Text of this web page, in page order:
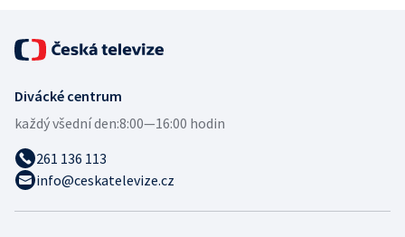
Divácké centrum
každý všední den:8:00—16:00 hodin
261 136 113
info@ceskatelevize.cz